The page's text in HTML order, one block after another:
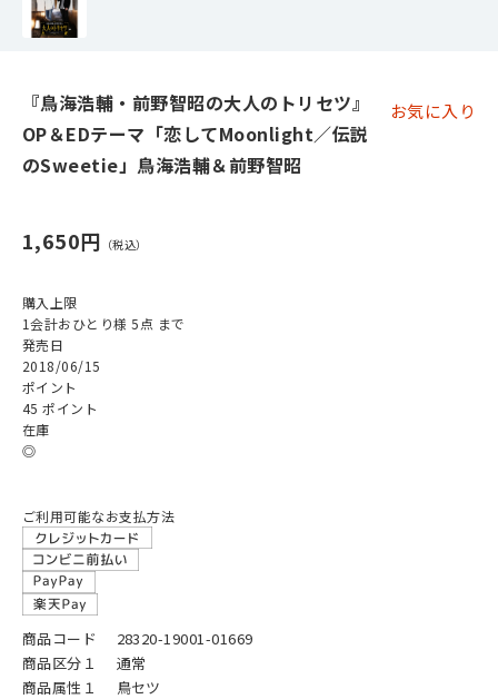
『鳥海浩輔・前野智昭の大人のトリセツ』
OP＆EDテーマ「恋してMoonlight／伝説
のSweetie」鳥海浩輔＆前野智昭
お気に入り
1,650円
購入上限
1会計おひとり様 5点 まで
発売日
2018/06/15
ポイント
45 ポイント
在庫
◎
ご利用可能なお支払方法
商品コード
28320-19001-01669
商品区分１
通常
商品属性１
鳥セツ